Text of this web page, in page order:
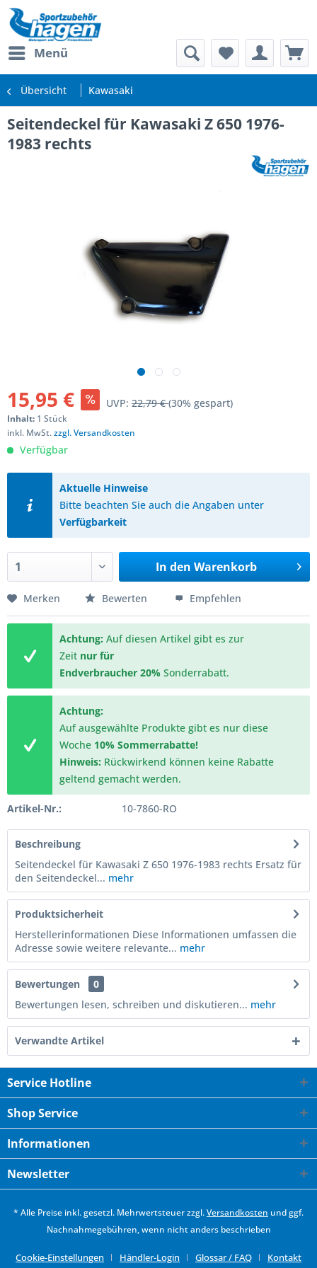
Menü
Übersicht Kawasaki
Seitendeckel für Kawasaki Z 650 1976-
1983 rechts
15,95 € UVP: 22,79 €(30% gespart)
Inhalt: 1 Stück
inkl. MwSt.zzgl. Versandkosten
Verfügbar
Aktuelle Hinweise
Bitte beachten Sie auch die Angaben unter
Verfügbarkeit
In den Warenkorb
Merken Bewerten Empfehlen
Achtung: Auf diesen Artikel gibt es zur
Zeit nur für
Endverbraucher20% Sonderrabatt.
Achtung:
Auf ausgewählte Produkte gibt es nur diese
Woche 10% Sommerrabatte!
Hinweis: Rückwirkend können keine Rabatte
geltend gemacht werden.
Artikel-Nr.: 10-7860-RO
Beschreibung
Seitendeckel für Kawasaki Z 650 1976-1983 rechts Ersatz für
den Seitendeckel... mehr
Produktsicherheit
Herstellerinformationen Diese Informationen umfassen die
Adresse sowie weitere relevante... mehr
Bewertungen
0
Bewertungen lesen, schreiben und diskutieren... mehr
Verwandte Artikel
Service Hotline
Shop Service
Informationen
Newsletter
* Alle Preise inkl. gesetzl. Mehrwertsteuer zzgl.Versandkosten und ggf.
Nachnahmegebühren, wenn nicht anders beschrieben
Cookie-Einstellungen Händler-Login Glossar / FAQ Kontakt